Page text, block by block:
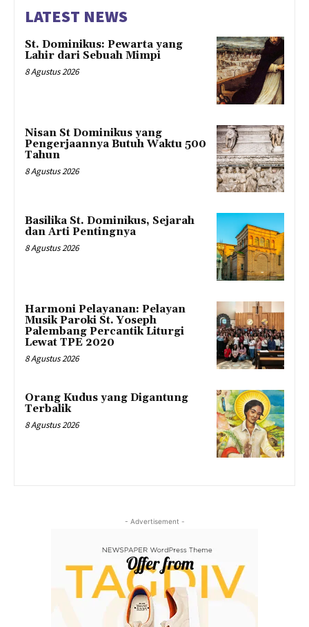
LATEST NEWS
St. Dominikus: Pewarta yang
Lahir dari Sebuah Mimpi
8 Agustus 2026
Nisan St Dominikus yang
Pengerjaannya Butuh Waktu 500
Tahun
8 Agustus 2026
Basilika St. Dominikus, Sejarah
dan Arti Pentingnya
8 Agustus 2026
Harmoni Pelayanan: Pelayan
Musik Paroki St. Yoseph
Palembang Percantik Liturgi
Lewat TPE 2020
8 Agustus 2026
Orang Kudus yang Digantung
Terbalik
8 Agustus 2026
- Advertisement -